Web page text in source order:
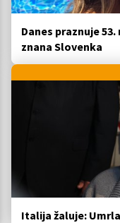
Danes praznuje
znana Slovenka
Italija žaluje: